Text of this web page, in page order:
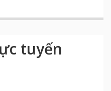
tuyến